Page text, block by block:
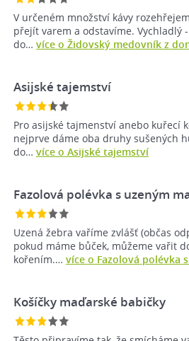
V určeném množství kávy
přejít varem a odstavíme. Vychladlý
do… více o Židovský medovník z
Asijské tajemství
Pro asijské tajmenství anebo kuřecí
nejprve dáme oba druhy sušených
do… více o Asijské tajemství
Fazolová polévka s uzeným
Uzená žebra vaříme zvlášť (občas
pokud máme bůček, můžeme vařit
kořením.… více o Fazolová polévka
Košíčky maďarské babičky